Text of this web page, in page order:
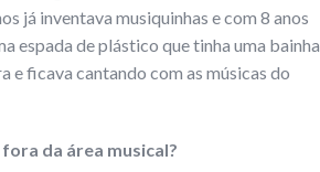
já inventava musiquinhas e com 8 anos
espada de plástico que tinha uma bainha
e ficava cantando com as músicas do
da área musical?